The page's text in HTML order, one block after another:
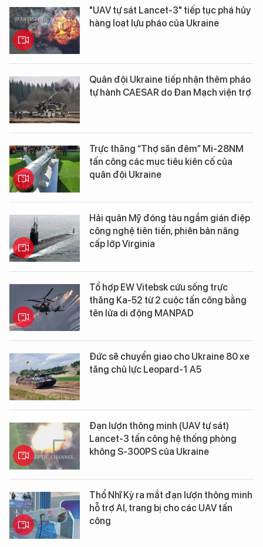
"UAV tự sát Lancet-3" tiếp tục phá hủy
hàng loạt lựu pháo của Ukraine
Quân đội Ukraine tiếp nhận thêm pháo
tự hành CAESAR do Đan Mạch viện trợ
Trực thăng “Thợ săn đêm” Mi-28NM
tấn công các mục tiêu kiên cố của
quân đội Ukraine
Hải quân Mỹ đóng tàu ngầm gián điệp
công nghệ tiên tiến, phiên bản nâng
cấp lớp Virginia
Tổ hợp EW Vitebsk cứu sống trực
thăng Ka-52 từ 2 cuộc tấn công bằng
tên lửa di động MANPAD
Đức sẽ chuyển giao cho Ukraine 80 xe
tăng chủ lực Leopard-1 A5
Đạn lượn thông minh (UAV tự sát)
Lancet-3 tấn công hệ thống phòng
không S-300PS của Ukraine
Thổ Nhĩ Kỳ ra mắt đạn lượn thông minh
hỗ trợ AI, trang bị cho các UAV tấn
công